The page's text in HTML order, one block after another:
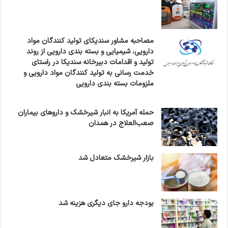
ساخت مدارهای الکترونیکی کرد و تا امروز به این کار
ادامه می‌دهد.
امامی مدرک لیسانس را در سال ۱۳۷۵ از دانشگاه
صنعتی شریف در رشته الکترونیک دریافت کرد و
دانشکده بود. ولی در همان زمان تصمیم گرفت که
برای ادامه تحصیل به آمریکا برود. از دانشگاه
استانفورد پذیرش گرفت و در رشته برق مشغول به
دریافت کرد. پایان‌نامه دکتری‌اش راجع به
مصاحبه مشاور سندیکای تولید کنندگان مواد
دارویی، شیمیایی و بسته بندی دارویی از روند
تولید و اقدامات دبیرخانه سندیکا در راستای
خدمت رسانی به تولید کنندگان مواد دارویی و
ملزومات بسته بندی دارویی
حمله آمریکا به انبار شیرخشک و داروهای بیماران
صعب‌العلاج در همدان
بازار شیرخشک متعادل شد
بودجه دارو جای دیگری هزینه شد